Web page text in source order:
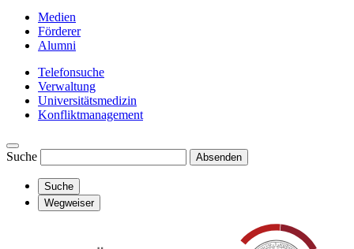
Medien
Förderer
Alumni
Telefonsuche
Verwaltung
Universitätsmedizin
Konfliktmanagement
Suche Absenden
Suche
Wegweiser